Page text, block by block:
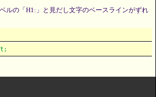
ルの「H1:」と見だし文字のベースラインがずれ